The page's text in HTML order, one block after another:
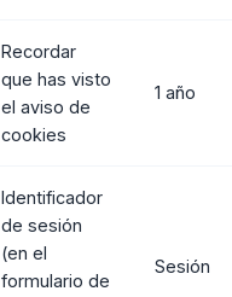
Recordar
que has visto
el aviso de
cookies
1 año
Identificador
de sesión
(en el
formulario de
Sesión